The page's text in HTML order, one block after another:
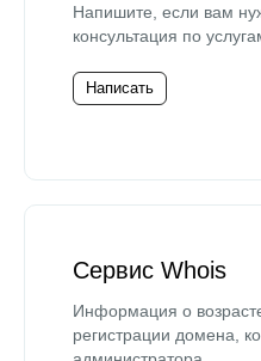
Напишите, если вам
консультация по
Написать
Сервис Whois
Информация о
регистрации домена,